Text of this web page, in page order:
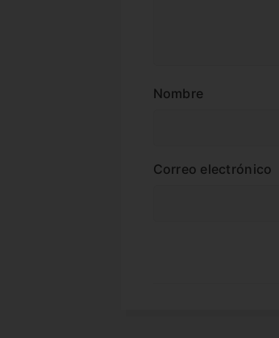
Nombre
Correo electrónico